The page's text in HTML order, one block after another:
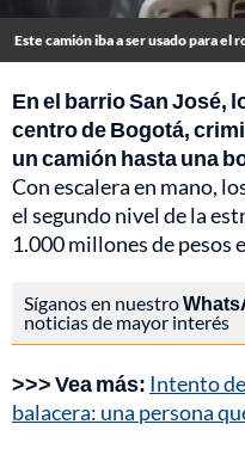
Este camión iba a ser usado para el
En el barrio San José,
centro de Bogotá,
un camión hasta una
Con escalera en mano,
el segundo nivel de la
1.000 millones de pesos
Síganos en nuestro
noticias de mayor interés
>>> Vea más: Intento
balacera: una persona